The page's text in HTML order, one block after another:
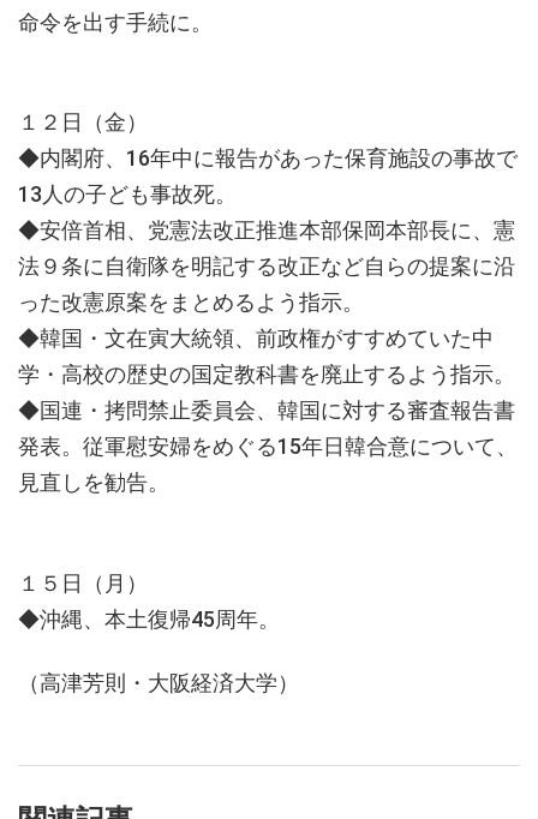
命令を出す手続に。
１２日（金）
◆内閣府、16年中に報告があった保育施設の事故で
13人の子ども事故死。
◆安倍首相、党憲法改正推進本部保岡本部長に、憲
法９条に自衛隊を明記する改正など自らの提案に沿
った改憲原案をまとめるよう指示。
◆韓国・文在寅大統領、前政権がすすめていた中
学・高校の歴史の国定教科書を廃止するよう指示。
◆国連・拷問禁止委員会、韓国に対する審査報告書
発表。従軍慰安婦をめぐる15年日韓合意について、
見直しを勧告。
１５日（月）
◆沖縄、本土復帰45周年。
（高津芳則・大阪経済大学）